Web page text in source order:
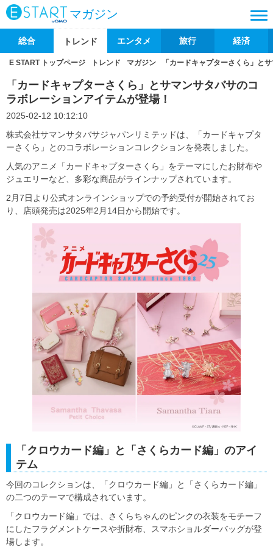
マガジン
総合 トレンド エンタメ 旅行 経済
E START トップページ トレンド マガジン 「カードキャプターさくら」と
「カードキャプターさくら」とサマンサタバサのコ
ラボレーションアイテムが登場！
2025-02-12 10:12:10
株式会社サマンサタバサジャパンリミテッドは、「カードキャプタ
ーさくら」とのコラボレーションコレクションを発表しました。
人気のアニメ「カードキャプターさくら」をテーマにしたお財布や
ジュエリーなど、多彩な商品がラインナップされています。
2月7日より公式オンラインショップでの予約受付が開始されてお
り、店頭発売は2025年2月14日から開始です。
「クロウカード編」と「さくらカード編」のアイ
テム
今回のコレクションは、「クロウカード編」と「さくらカード編」
の二つのテーマで構成されています。
「クロウカード編」では、さくらちゃんのピンクの衣装をモチーフ
にしたフラグメントケースや折財布、スマホショルダーバッグが登
場します。